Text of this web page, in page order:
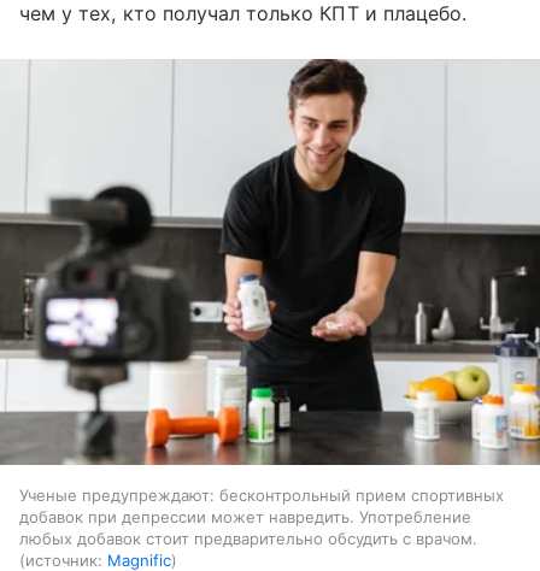
чем у тех, кто получал только КПТ и плацебо.
Ученые предупреждают: бесконтрольный прием спортивных
добавок при депрессии может навредить. Употребление
любых добавок стоит предварительно обсудить с врачом.
источник: Magnific